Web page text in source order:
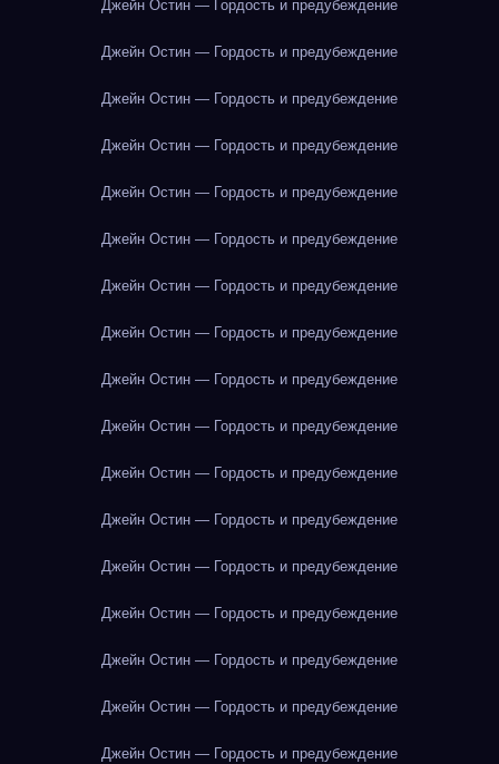
Джейн Остин — Гордость и предубеждение
Джейн Остин — Гордость и предубеждение
Джейн Остин — Гордость и предубеждение
Джейн Остин — Гордость и предубеждение
Джейн Остин — Гордость и предубеждение
Джейн Остин — Гордость и предубеждение
Джейн Остин — Гордость и предубеждение
Джейн Остин — Гордость и предубеждение
Джейн Остин — Гордость и предубеждение
Джейн Остин — Гордость и предубеждение
Джейн Остин — Гордость и предубеждение
Джейн Остин — Гордость и предубеждение
Джейн Остин — Гордость и предубеждение
Джейн Остин — Гордость и предубеждение
Джейн Остин — Гордость и предубеждение
Джейн Остин — Гордость и предубеждение
Джейн Остин — Гордость и предубеждение